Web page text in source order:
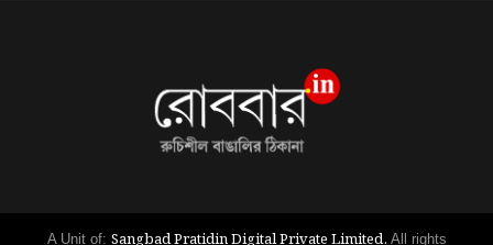
A Unit of: Sangbad Pratidin Digital Private Limited. All rights